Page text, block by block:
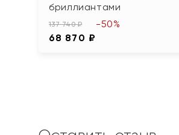
бриллиантами
137 740 ₽
68 870 ₽
-50%